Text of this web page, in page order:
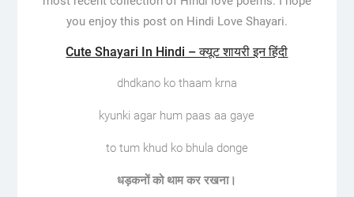
you enjoy this post on Hindi Love Shayari.
Cute Shayari In Hindi – क्यूट शायरी इन हिंदी
dhdkano ko thaam krna
kyunki agar hum paas aa gaye
to tum khud ko bhula donge
धड़कनों को थाम कर रखना।